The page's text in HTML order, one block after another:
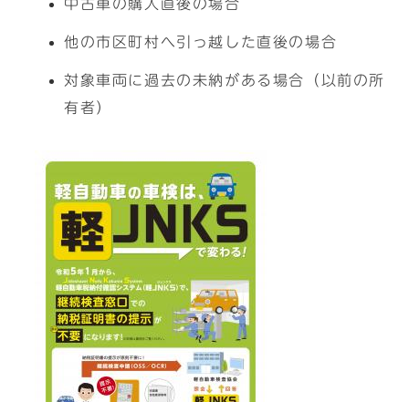
中古車の購入直後の場合
他の市区町村へ引っ越した直後の場合
対象車両に過去の未納がある場合（以前の所
有者）